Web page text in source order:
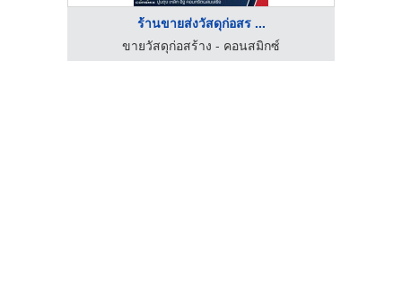
ร้านขายส่งวัสดุก่อสร ...
ขายวัสดุก่อสร้าง - คอนสมิกซ์